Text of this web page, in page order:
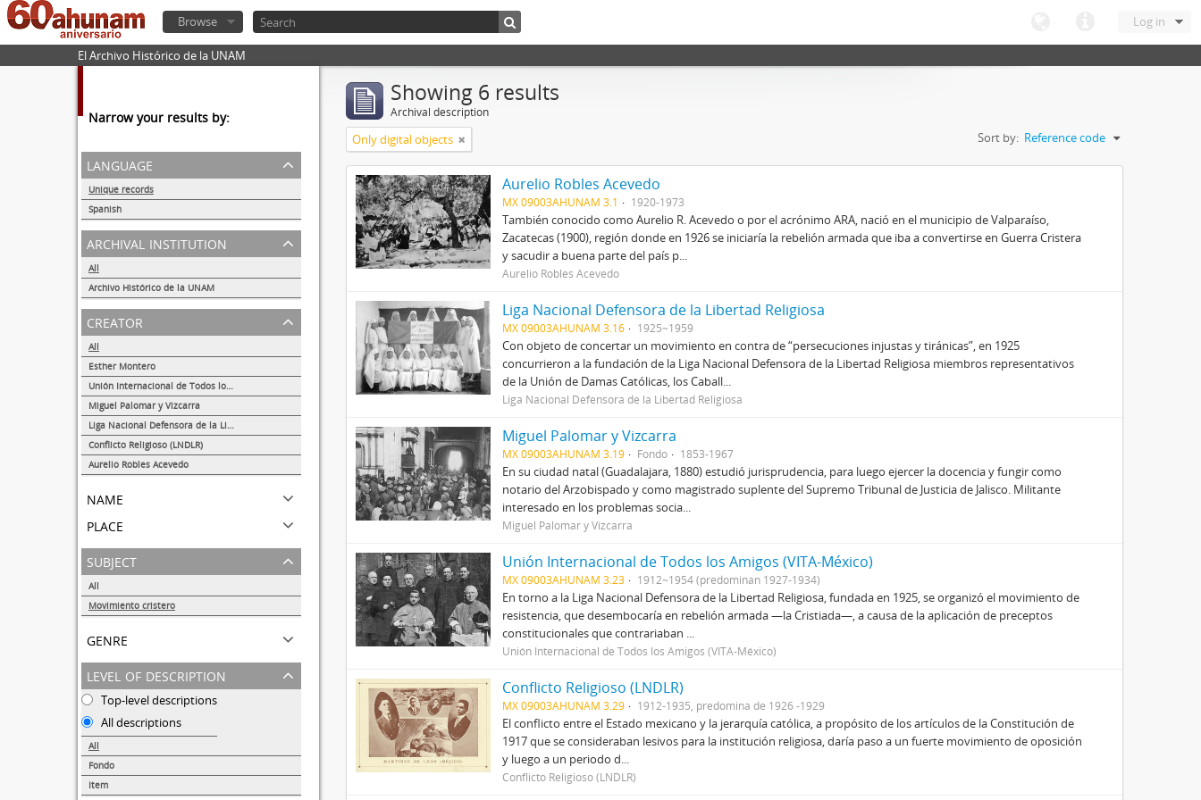
Log in
Browse
El Archivo Histórico de la UNAM
Narrow your results by:
language
Unique records
Spanish
6
archival institution
All
Archivo Histórico de la UNAM
6
creator
All
Esther Montero
Unión Internacional de Todos los Amigos (VITA-México)
Miguel Palomar y Vizcarra
Liga Nacional Defensora de la Libertad Religiosa
Conflicto Religioso (LNDLR)
Aurelio Robles Acevedo
name
place
subject
All
Movimiento cristero
genre
level of description
Top-level descriptions
All descriptions
All
Fondo
Item
Showing 6 results
Archival description
Only digital objects Sort by: Reference code
Aurelio Robles Acevedo
MX 09003AHUNAM 3.1 1920-1973
También conocido como Aurelio R. Acevedo o por el acrónimo ARA, nació en el municipio de Valparaíso,
Zacatecas (1900), región donde en 1926 se iniciaría la rebelión armada que iba a convertirse en Guerra Cristera
y sacudir a buena parte del país p...
Aurelio Robles Acevedo
Liga Nacional Defensora de la Libertad Religiosa
MX 09003AHUNAM 3.16 1925~1959
Con objeto de concertar un movimiento en contra de “persecuciones injustas y tiránicas”, en 1925
concurrieron a la fundación de la Liga Nacional Defensora de la Libertad Religiosa miembros representativos
de la Unión de Damas Católicas, los Caball...
Liga Nacional Defensora de la Libertad Religiosa
Miguel Palomar y Vizcarra
MX 09003AHUNAM 3.19 Fondo 1853-1967
En su ciudad natal (Guadalajara, 1880) estudió jurisprudencia, para luego ejercer la docencia y fungir como
notario del Arzobispado y como magistrado suplente del Supremo Tribunal de Justicia de Jalisco. Militante
interesado en los problemas socia...
Miguel Palomar y Vizcarra
Unión Internacional de Todos los Amigos (VITA-México)
MX 09003AHUNAM 3.23 1912~1954 (predominan 1927-1934)
En torno a la Liga Nacional Defensora de la Libertad Religiosa, fundada en 1925, se organizó el movimiento de
resistencia, que desembocaría en rebelión armada —la Cristiada—, a causa de la aplicación de preceptos
constitucionales que contrariaban ...
Unión Internacional de Todos los Amigos (VITA-México)
Conflicto Religioso (LNDLR)
MX 09003AHUNAM 3.29 1912-1935, predomina de 1926 -1929
El conflicto entre el Estado mexicano y la jerarquía católica, a propósito de los artículos de la Constitución de
1917 que se consideraban lesivos para la institución religiosa, daría paso a un fuerte movimiento de oposición
y luego a un periodo d...
Conflicto Religioso (LNDLR)